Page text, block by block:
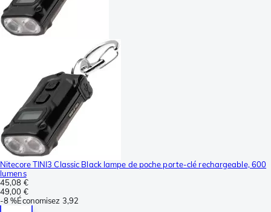
Nitecore TINI3 Classic Black lampe de poche porte-clé rechargeable, 600
lumens
45,08 €
49,00 €
-8 %Économisez 3,92